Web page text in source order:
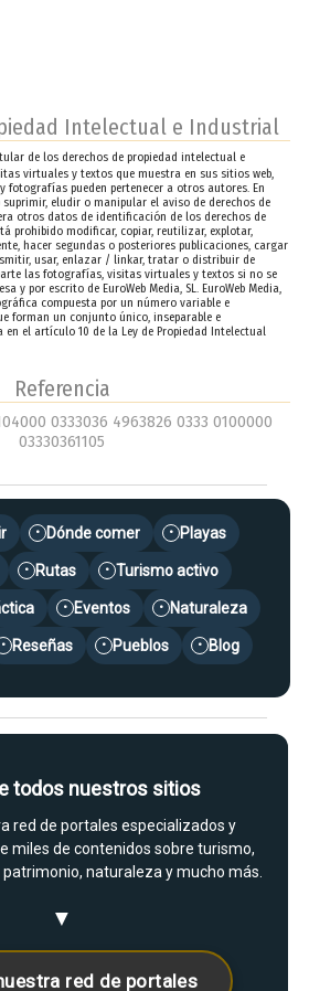
Intelectual e Industrial
de los derechos de propiedad intelectual e
virtuales y textos que muestra en sus sitios web,
fotografías pueden pertenecer a otros autores. En
eludir o manipular el aviso de derechos de
otros datos de identificación de los derechos de
prohibido modificar, copiar, reutilizar, explotar,
hacer segundas o posteriores publicaciones, cargar
usar, enlazar / linkar, tratar o distribuir de
las fotografías, visitas virtuales y textos si no se
y por escrito de EuroWeb Media, SL. EuroWeb Media,
compuesta por un número variable e
forman un conjunto único, inseparable e
el artículo 10 de la Ley de Propiedad Intelectual
Referencia
0333036 4963826 0333 0100000
03330361105
• Dónde comer • Playas
• Rutas • Turismo activo
• Eventos • Naturaleza
• Reseñas • Pueblos • Blog
todos nuestros sitios
red de portales especializados y
miles de contenidos sobre turismo,
naturaleza y mucho más.
▼
red de portales